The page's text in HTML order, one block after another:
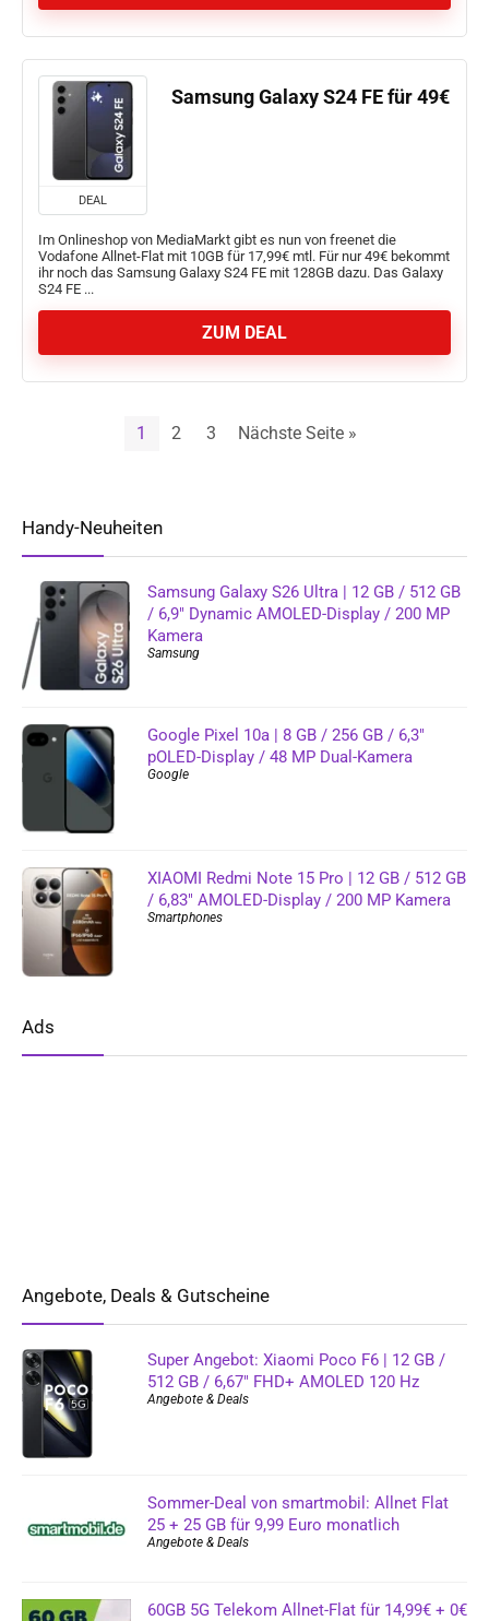
DEAL
Samsung Galaxy S24 FE für 49€
Im Onlineshop von MediaMarkt gibt es nun von freenet die
Vodafone Allnet-Flat mit 10GB für 17,99€ mtl. Für nur 49€ bekommt
ihr noch das Samsung Galaxy S24 FE mit 128GB dazu. Das Galaxy
S24 FE ...
ZUM DEAL
1 2 3 Nächste Seite »
Handy-Neuheiten
Samsung Galaxy S26 Ultra | 12 GB / 512 GB
/ 6,9″ Dynamic AMOLED-Display / 200 MP
Kamera
Samsung
Google Pixel 10a | 8 GB / 256 GB / 6,3″
pOLED-Display / 48 MP Dual-Kamera
Google
XIAOMI Redmi Note 15 Pro | 12 GB / 512 GB
/ 6,83″ AMOLED-Display / 200 MP Kamera
Smartphones
Ads
Angebote, Deals & Gutscheine
Super Angebot: Xiaomi Poco F6 | 12 GB /
512 GB / 6,67″ FHD+ AMOLED 120 Hz
Angebote & Deals
Sommer-Deal von smartmobil: Allnet Flat
25 + 25 GB für 9,99 Euro monatlich
Angebote & Deals
60GB 5G Telekom Allnet-Flat für 14,99€ + 0€